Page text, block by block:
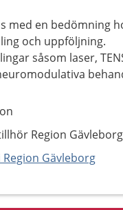
med en bedömning
och uppföljning.
såsom laser,
Region
Gävleborg